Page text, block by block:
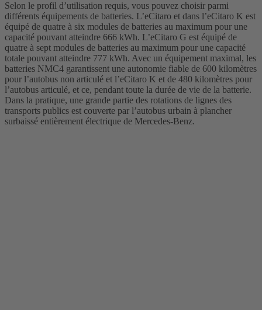
Selon le profil d’utilisation requis, vous pouvez choisir parmi
différents équipements de batteries. L’eCitaro et dans l’eCitaro K est
équipé de quatre à six modules de batteries au maximum pour une
capacité pouvant atteindre 666 kWh. L’eCitaro G est équipé de
quatre à sept modules de batteries au maximum pour une capacité
totale pouvant atteindre 777 kWh. Avec un équipement maximal, les
batteries NMC4 garantissent une autonomie fiable de 600 kilomètres
pour l’autobus non articulé et l’eCitaro K et de 480 kilomètres pour
l’autobus articulé, et ce, pendant toute la durée de vie de la batterie.
Dans la pratique, une grande partie des rotations de lignes des
transports publics est couverte par l’autobus urbain à plancher
surbaissé entièrement électrique de Mercedes-Benz.